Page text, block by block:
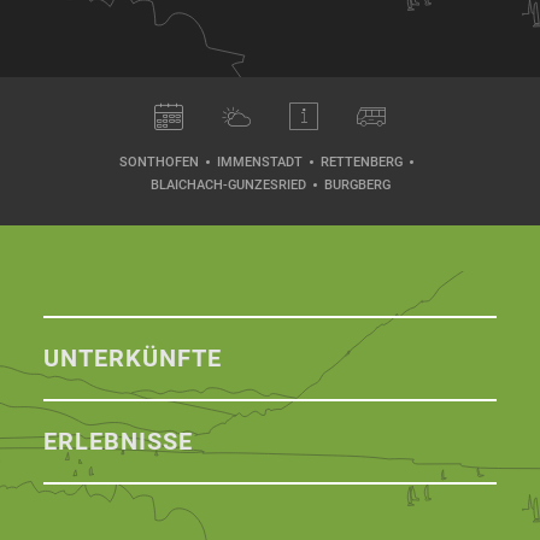
SONTHOFEN IMMENSTADT
RETTENBERG
BLAICHACH-GUNZESRIED
BURGBERG
UNTERKÜNFTE
ERLEBNISSE